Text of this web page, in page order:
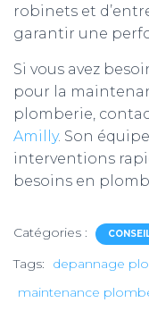
robinets et
garantir une
Si vous avez
pour la
plomberie,
Amilly. Son
interventions
besoins en
Catégories :
Tags: depannage
maintenance